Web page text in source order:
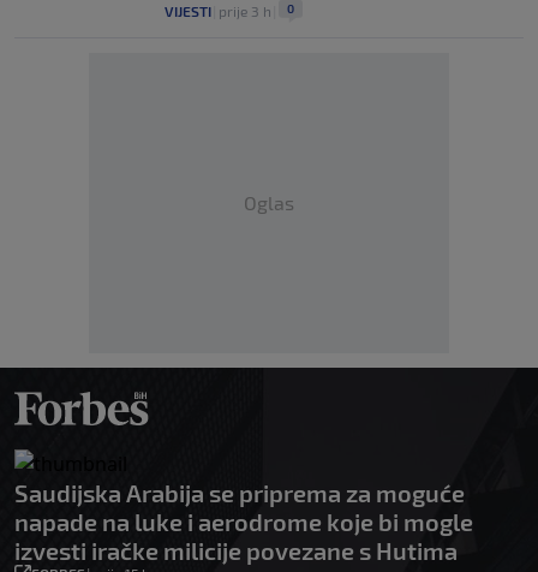
VIJESTI prije 3 h 0
Oglas
Saudijska Arabija se priprema za moguće
napade na luke i aerodrome koje bi mogle
izvesti iračke milicije povezane s Hutima